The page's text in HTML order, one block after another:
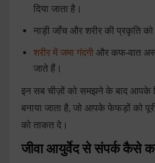
दिया जाता है।
नाड़ी जाँच और शरीर की प्रकृति को
शरीर में जमा गंदगी और कफ-वात
जाते हैं।
इन सब चीज़ों को समझने के बाद आपके
बनाया जाता है, जो आपके फेफड़ों को
को ताकत दे।
जीवा आयुर्वेद से संपर्क कैसे